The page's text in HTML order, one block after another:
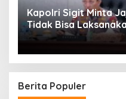
Kapolri Sigit Minta
Tidak Bisa
Jokowi
Berita Populer